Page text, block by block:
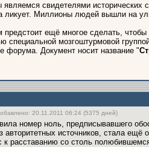
являемся свидетелями исторических
ликует. Миллионы людей вышли на
предстоит ещё многое сделать,
специальной мозгоштурмовой
форума. Документ носит название "
20.11.2011 06:24 (5375 дней)
номер ноль, предписывавшего
авторитетных источников, стала
к расставанию со столь